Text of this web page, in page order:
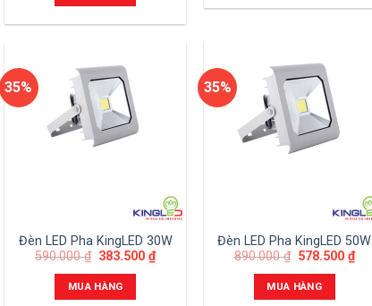
35%
Đèn LED Pha KingLED 30W
590.000₫ 383.500₫
MUA HÀNG
35%
Đèn LED Pha KingLED 50W
890.000₫ 578.500 ₫
MUA HÀNG